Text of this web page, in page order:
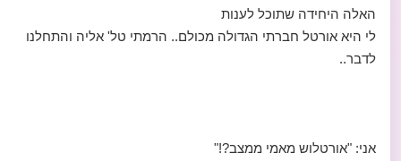
האלה היחידה שתוכל לענות
לי היא אורטל חברתי הגדולה מכולם.. הרמתי טל' אליה והתחלנו
לדבר..
אני: "אורטלוש מאמי ממצב?!"